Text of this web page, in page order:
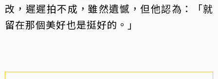
改，遲遲拍不成，雖然遺憾，但他認為：「就
留在那個美好也是挺好的。」